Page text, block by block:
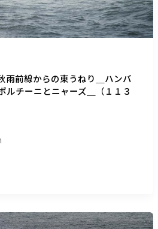
雨前線からの東うねり＿ハンバ
ルチーニとニャーズ＿（１１３